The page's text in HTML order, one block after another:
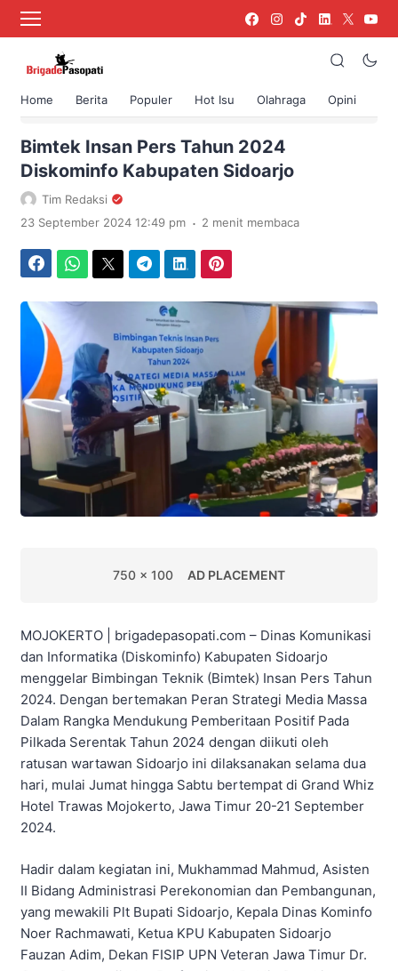
Home Berita Populer Hot Isu Olahraga Opini
›
Bimtek Insan Pers Tahun 2024
Diskominfo Kabupaten Sidoarjo
Tim Redaksi
23 September 2024 12:49 pm . 2 menit membaca
750 x 100 AD PLACEMENT
MOJOKERTO | brigadepasopati.com – Dinas Komunikasi
dan Informatika (Diskominfo) Kabupaten Sidoarjo
menggelar Bimbingan Teknik (Bimtek) Insan Pers Tahun
2024. Dengan bertemakan Peran Strategi Media Massa
Dalam Rangka Mendukung Pemberitaan Positif Pada
Pilkada Serentak Tahun 2024 dengan diikuti oleh
ratusan wartawan Sidoarjo ini dilaksanakan selama dua
hari, mulai Jumat hingga Sabtu bertempat di Grand Whiz
Hotel Trawas Mojokerto, Jawa Timur 20-21 September
2024.
Hadir dalam kegiatan ini, Mukhammad Mahmud, Asisten
II Bidang Administrasi Perekonomian dan Pembangunan,
yang mewakili Plt Bupati Sidoarjo, Kepala Dinas Kominfo
Noer Rachmawati, Ketua KPU Kabupaten Sidoarjo
Fauzan Adim, Dekan FISIP UPN Veteran Jawa Timur Dr.